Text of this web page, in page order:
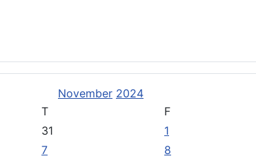
November 2024
T F
31 1
7 8